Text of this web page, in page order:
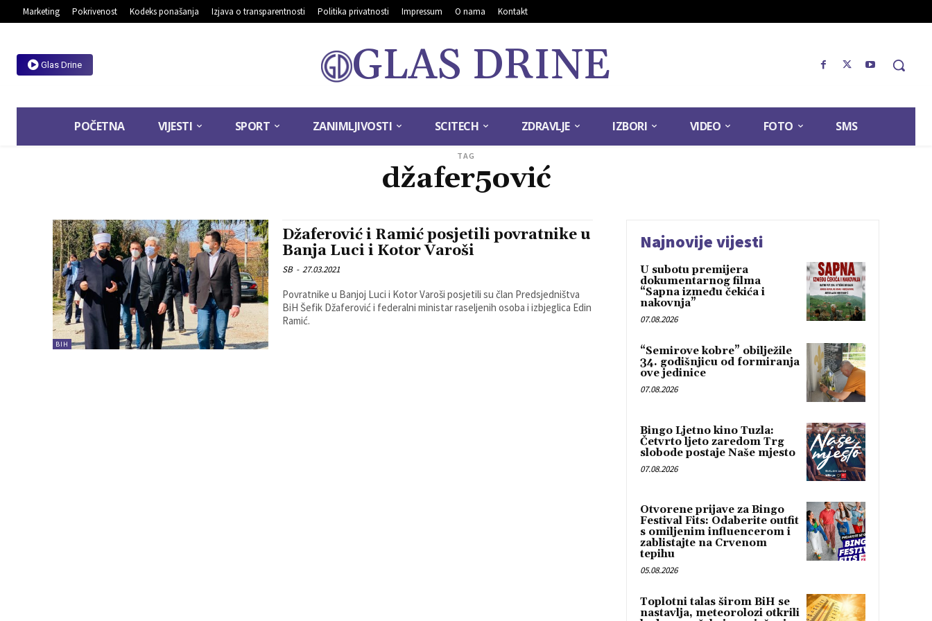
Marketing Pokrivenost Kodeks ponašanja Izjava o transparentnosti Politika privatnosti Impressum O nama Kontakt
Glas Drine GLAS DRINE
POČETNA VIJESTI SPORT ZANIMLJIVOSTI SCITECH ZDRAVLJE IZBORI VIDEO FOTO SMS
TAG
džafer5ović
BIH
Džaferović i Ramić posjetili povratnike u
Banja Luci i Kotor Varoši
SB - 27.03.2021
Povratnike u Banjoj Luci i Kotor Varoši posjetili su član Predsjedništva
BiH Šefik Džaferović i federalni ministar raseljenih osoba i izbjeglica Edin
Ramić.
Najnovije vijesti
U subotu premijera
dokumentarnog filma
“Sapna između čekića i
nakovnja”
07.08.2026
“Semirove kobre” obilježile
34. godišnjicu od formiranja
ove jedinice
07.08.2026
Bingo Ljetno kino Tuzla:
Četvrto ljeto zaredom Trg
slobode postaje Naše mjesto
07.08.2026
Otvorene prijave za Bingo
Festival Fits: Odaberite outfit
s omiljenim influencerom i
zablistajte na Crvenom
tepihu
05.08.2026
Toplotni talas širom BiH se
nastavlja, meteorolozi otkrili